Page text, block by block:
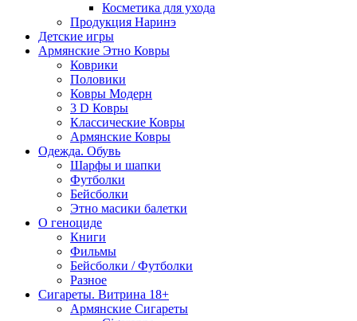
Косметика для ухода
Продукция Наринэ
Детские игры
Армянские Этно Ковры
Коврики
Половики
Ковры Модерн
3 D Ковры
Классические Ковры
Армянские Ковры
Одежда. Обувь
Шарфы и шапки
Футболки
Бейсболки
Этно масики балетки
О геноциде
Книги
Фильмы
Бейсболки / Футболки
Разное
Сигареты. Витрина 18+
Армянские Сигареты